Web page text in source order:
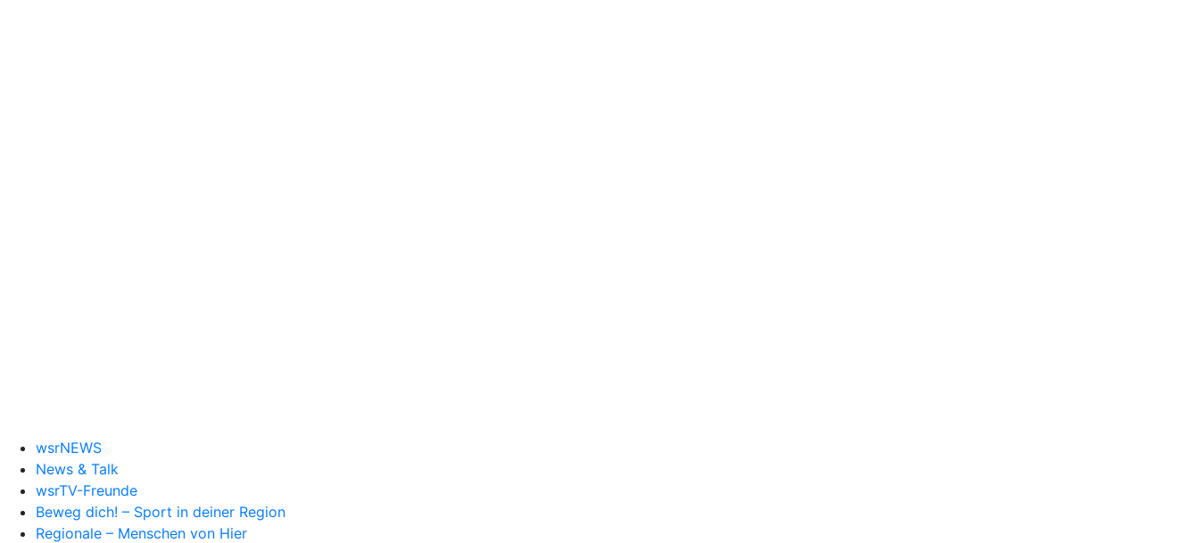
wsrNEWS
News & Talk
wsrTV-Freunde
Beweg dich! – Sport in deiner Region
Regionale – Menschen von Hier